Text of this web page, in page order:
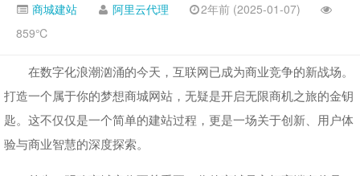
商城建站 阿里云代理
2年前 (2025-01-07)
859℃
在数字化浪潮汹涌的今天，互联网已成为商业竞争的新战场。
打造一个属于你的梦想商城网站，无疑是开启无限商机之旅的金钥
匙。这不仅仅是一个简单的建站过程，更是一场关于创新、用户体
验与商业智慧的深度探索。